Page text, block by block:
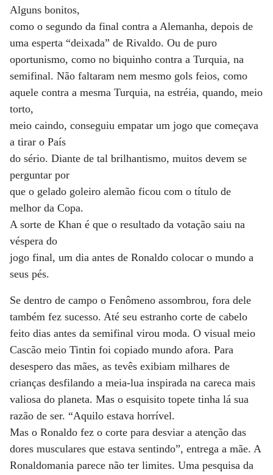
Alguns bonitos,
como o segundo da final contra a Alemanha, depois de
uma esperta “deixada” de Rivaldo. Ou de puro
oportunismo, como no biquinho contra a Turquia, na
semifinal. Não faltaram nem mesmo gols feios, como
aquele contra a mesma Turquia, na estréia, quando, meio
torto,
meio caindo, conseguiu empatar um jogo que começava
a tirar o País
do sério. Diante de tal brilhantismo, muitos devem se
perguntar por
que o gelado goleiro alemão ficou com o título de
melhor da Copa.
A sorte de Khan é que o resultado da votação saiu na
véspera do
jogo final, um dia antes de Ronaldo colocar o mundo a
seus pés.
Se dentro de campo o Fenômeno assombrou, fora dele
também fez sucesso. Até seu estranho corte de cabelo
feito dias antes da semifinal virou moda. O visual meio
Cascão meio Tintin foi copiado mundo afora. Para
desespero das mães, as tevês exibiam milhares de
crianças desfilando a meia-lua inspirada na careca mais
valiosa do planeta. Mas o esquisito topete tinha lá sua
razão de ser. “Aquilo estava horrível.
Mas o Ronaldo fez o corte para desviar a atenção das
dores musculares que estava sentindo”, entrega a mãe. A
Ronaldomania parece não ter limites. Uma pesquisa da